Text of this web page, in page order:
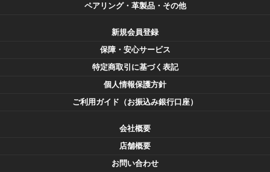
ペアリング・革製品・その他
新規会員登録
保障・安心サービス
特定商取引に基づく表記
個人情報保護方針
ご利用ガイド（お振込み銀行口座）
会社概要
店舗概要
お問い合わせ